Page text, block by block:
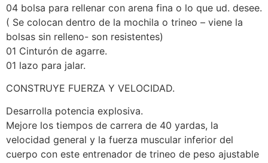
04 bolsa para rellenar con arena fina o lo que ud. desee.
( Se colocan dentro de la mochila o trineo – viene la
bolsas sin relleno- son resistentes)
01 Cinturón de agarre.
01 lazo para jalar.
CONSTRUYE FUERZA Y VELOCIDAD.
Desarrolla potencia explosiva.
Mejore los tiempos de carrera de 40 yardas, la
velocidad general y la fuerza muscular inferior del
cuerpo con este entrenador de trineo de peso ajustable